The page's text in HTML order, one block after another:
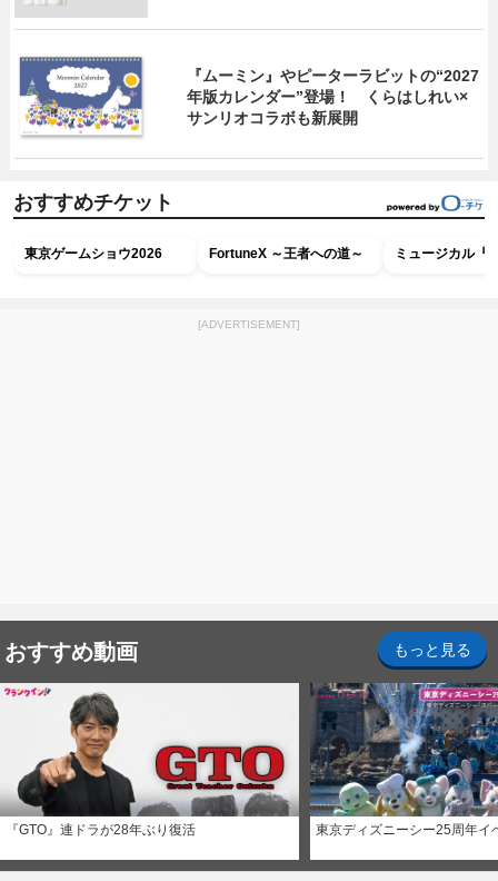
『ムーミン』やピーターラビットの“2027
年版カレンダー”登場！ くらはしれい×
サンリオコラボも新展開
おすすめチケット
東京ゲームショウ2026 FortuneX ～王者への道～ ミュージカル『
[ADVERTISEMENT]
おすすめ動画 もっと見る
『GTO』連ドラが28年ぶり復活 東京ディズニーシー25周年イ